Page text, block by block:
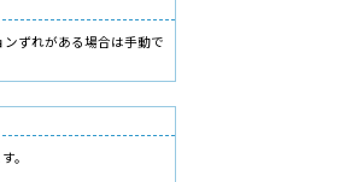
ずれがある場合は手動で
。